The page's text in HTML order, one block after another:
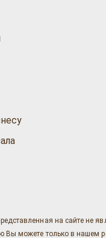
на сайте не
Вы можете только в нашем